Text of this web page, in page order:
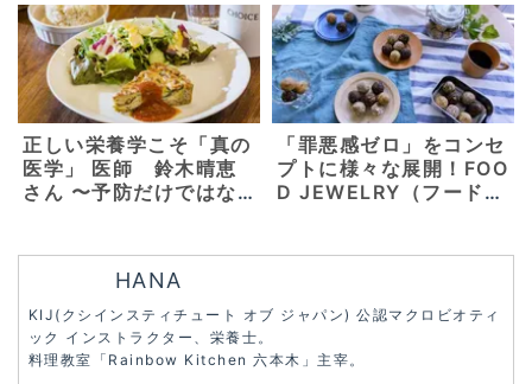
レポ！【筑波乳業】
ゼントあり！】
正しい栄養学こそ「真の
医学」 医師 鈴木晴恵
さん 〜予防だけではな
「罪悪感ゼロ」をコンセ
プトに様々な展開！FOO
D JEWELRY（フードジ
HANA
KIJ(クシインスティチュート オブ ジャパン) 公認マクロビオティ
ック インストラクター、栄養士。
料理教室「Rainbow Kitchen 六本木」主宰。